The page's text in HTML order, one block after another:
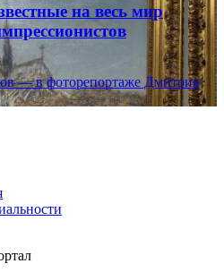
на весь мир
— в фоторепортаже Дмитрия